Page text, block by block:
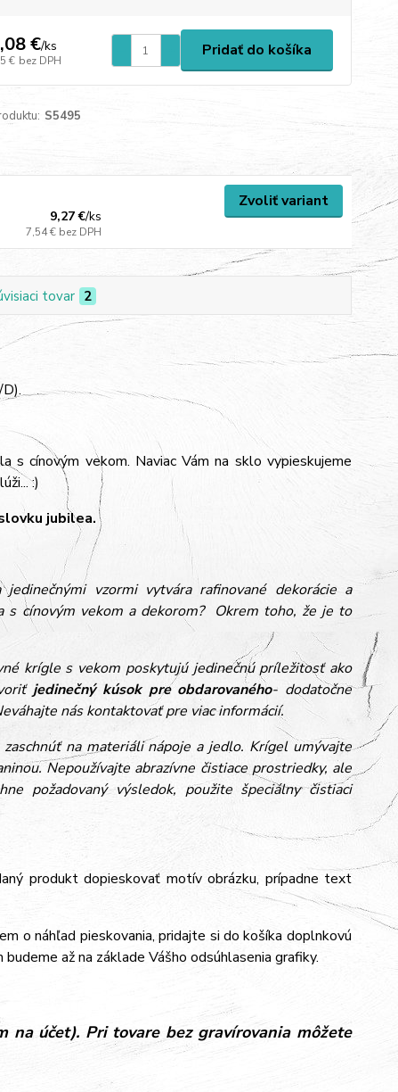
€/ks
€ bez DPH
Pridať do košíka
S5495
9,27 €/ks
7,54 € bez DPH
Zvoliť variant
tovar 2
s cínovým vekom. Naviac Vám na sklo vypieskujeme
:)
jubilea.
vzormi vytvára rafinované dekorácie a
cínovým vekom a dekorom? Okrem toho, že je to
krígle s vekom poskytujú jedinečnú príležitosť ako
jedinečný kúsok pre obdarovaného- dodatočne
nás kontaktovať pre viac informácií.
na materiáli nápoje a jedlo. Krígel umývajte
Nepoužívajte abrazívne čistiace prostriedky, ale
požadovaný výsledok, použite špeciálny čistiaci
produkt dopieskovať motív obrázku, prípadne text
o náhľad pieskovania, pridajte si do košíka doplnkovú
až na základe Vášho odsúhlasenia grafiky.
na účet). Pri tovare bez gravírovania môžete